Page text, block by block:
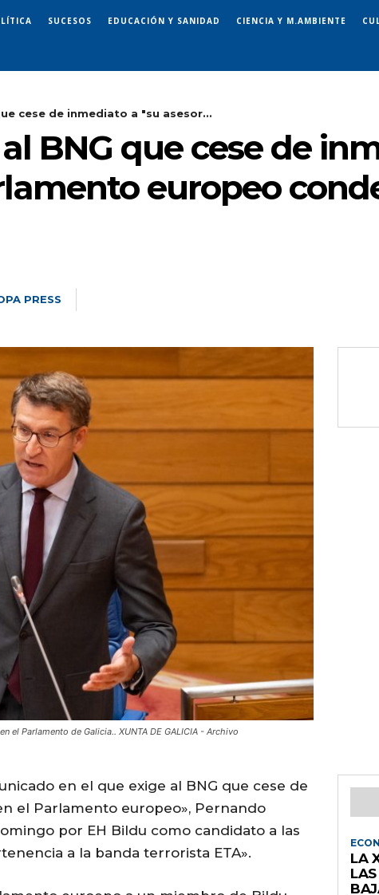
SUCESOS EDUCACIÓN Y SANIDAD CIENCIA Y M.AMBIENTE
cese de inmediato a "su asesor...
BNG que cese de
europeo
PRESS
el Parlamento de Galicia.. XUNTA DE GALICIA - Archivo
en el que exige al BNG que cese de
el Parlamento europeo», Pernando
por EH Bildu como candidato a las
a la banda terrorista ETA».
LA